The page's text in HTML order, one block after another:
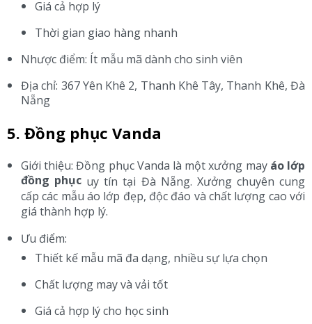
Giá cả hợp lý
Thời gian giao hàng nhanh
Nhược điểm: Ít mẫu mã dành cho sinh viên
Địa chỉ: 367 Yên Khê 2, Thanh Khê Tây, Thanh Khê, Đà
Nẵng
5. Đồng phục Vanda
Giới thiệu: Đồng phục Vanda là một xưởng may áo lớp
đồng phục uy tín tại Đà Nẵng. Xưởng chuyên cung
cấp các mẫu áo lớp đẹp, độc đáo và chất lượng cao với
giá thành hợp lý.
Ưu điểm:
Thiết kế mẫu mã đa dạng, nhiều sự lựa chọn
Chất lượng may và vải tốt
Giá cả hợp lý cho học sinh